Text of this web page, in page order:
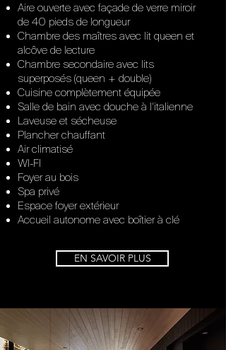
Aire ouverte avec façade de verre miroir
de 40 pieds de longueur
Chambre des maîtres avec lit queen et
alcôve de lecture
Chambre secondaire avec lits
superposés (queen + double)
Cuisine complètement équipée
Salle de bain avec douche à l'italienne
Laveuse et sécheuse
Plancher chauffant
Air climatisé
WI-FI
Foyer au bois
Spa privé
Espace foyer extérieur
Accueil autonome avec boîtier à clé
EN SAVOIR PLUS